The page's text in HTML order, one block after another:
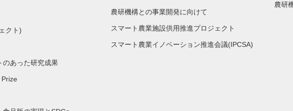
クト)
のあった研究成果
農研機構との事業開発に向けて
スマート農業施設供用推進プロジェクト
スマート農業イノベーション推進会議(IPCSA)
農研